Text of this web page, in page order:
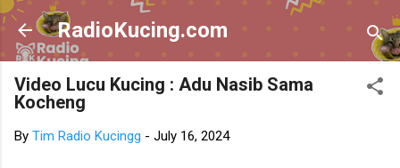
Skip to main content
RadioKucing.com
Video Lucu Kucing : Adu Nasib Sama
Kocheng
By Tim Radio Kucingg - July 16, 2024